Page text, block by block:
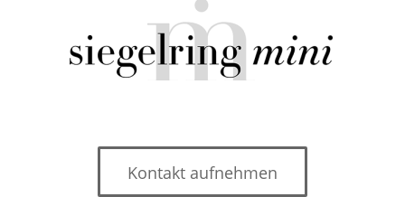
Kontakt aufnehmen